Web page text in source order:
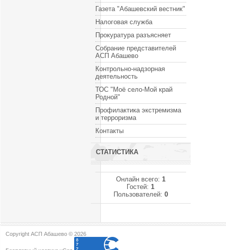
Газета "Абашевский вестник"
Налоговая служба
Прокуратура разъясняет
Собрание представителей
АСП Абашево
Контрольно-надзорная
деятельность
ТОС "Моё село-Мой край
Родной"
Профилактика экстремизма
и терроризма
Контакты
СТАТИСТИКА
Онлайн всего: 1
Гостей:1
Пользователей: 0
Copyright АСП Абашево © 2026